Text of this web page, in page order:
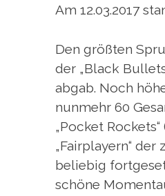
Am 12.03.2017
Den größten
der „Black
abgab. Noch
nunmehr 60
„Pocket Rockets“
„Fairplayern“
beliebig
schöne